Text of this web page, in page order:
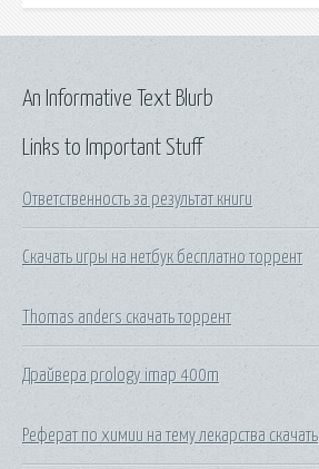
Links to Important Stuff
Ответственность за результат книги
Скачать игры на нетбук бесплатно торрент
Thomas anders скачать торрент
Драйвера prology imap 400m
Реферат по химии на тему лекарства скачать
An Informative Text Blurb